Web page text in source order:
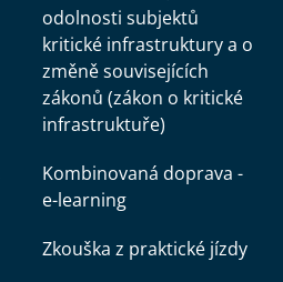
odolnosti subjektů
kritické infrastruktury a o
změně souvisejících
zákonů (zákon o kritické
infrastruktuře)
Kombinovaná doprava -
e-learning
Zkouška z praktické jízdy